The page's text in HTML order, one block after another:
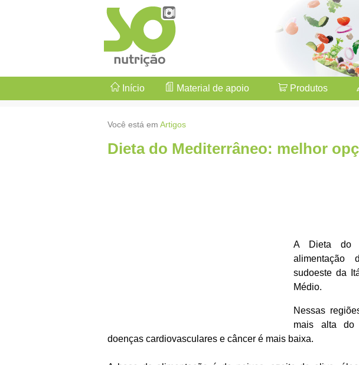
Início Material de apoio Produtos
Você está em Artigos
Dieta do Mediterrâneo: melhor
A Dieta do
alimentação
sudoeste da
Médio.
Nessas
mais alta
doenças cardiovasculares e câncer é mais baixa.